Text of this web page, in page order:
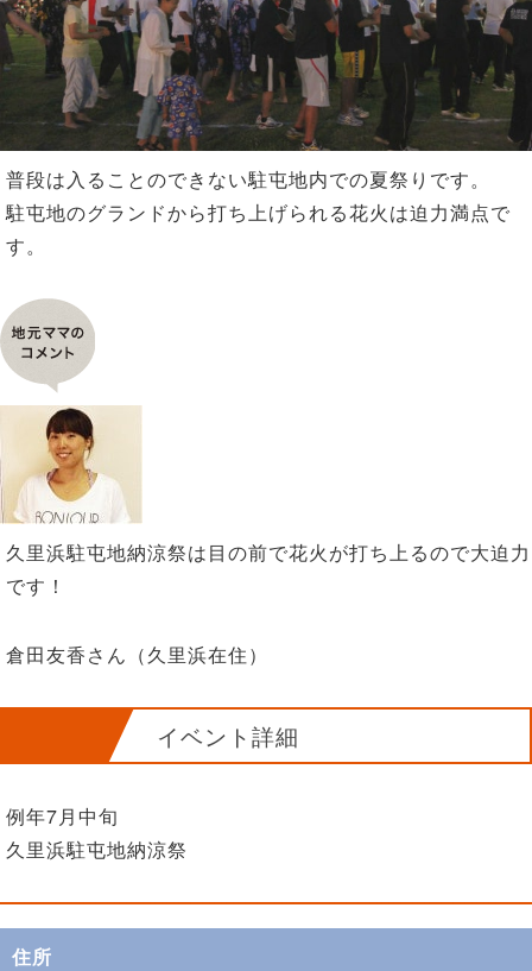
普段は入ることのできない駐屯地内での夏祭りです。
駐屯地のグランドから打ち上げられる花火は迫力満点で
す。
久里浜駐屯地納涼祭は目の前で花火が打ち上るので大迫力
です！
倉田友香さん（久里浜在住）
イベント詳細
例年7月中旬
久里浜駐屯地納涼祭
住所